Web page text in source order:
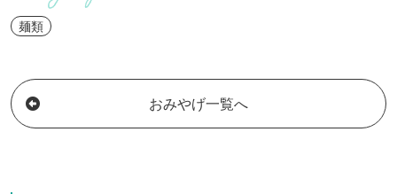
麺類
おみやげ一覧へ